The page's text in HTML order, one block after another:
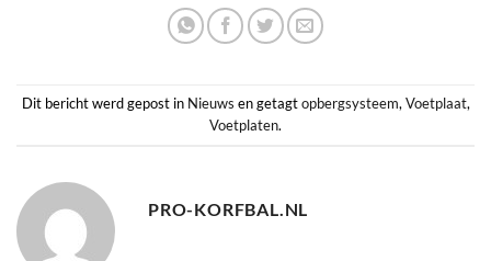
Dit bericht werd gepost in Nieuws en getagtopbergsysteem, Voetplaat,
Voetplaten.
PRO-KORFBAL.NL